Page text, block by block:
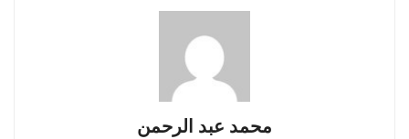
محمد عبد الرحمن